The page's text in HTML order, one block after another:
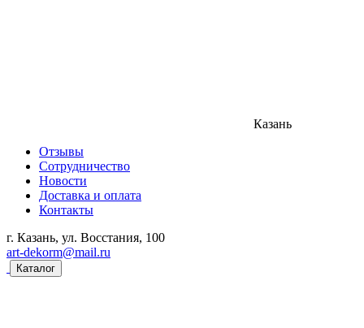
Казань
Отзывы
Сотрудничество
Новости
Доставка и оплата
Контакты
г. Казань, ул. Восстания, 100
art-dekorm@mail.ru
Каталог